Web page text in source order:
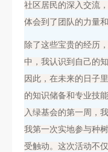
社区居民的深入交流
体会到了团队的力量
除了这些宝贵的经历
中，我认识到自己的
因此，在未来的日子
的知识储备和专业技
入绿基会的第一周，
我第一次实地参与种
受触动。这次活动不